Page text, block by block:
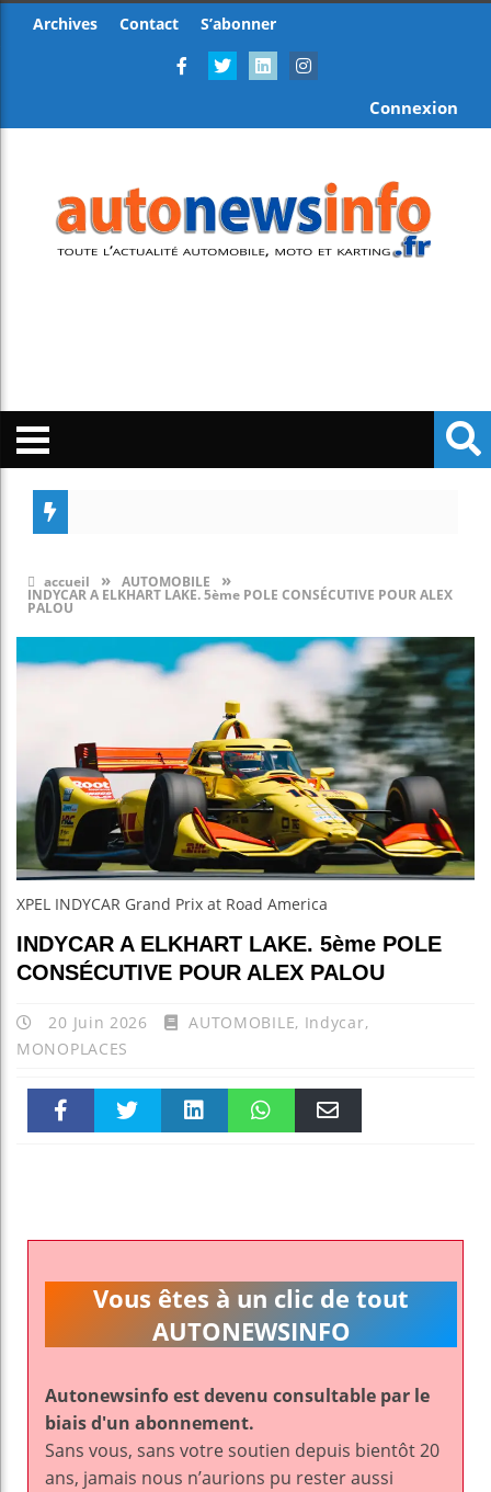
Archives Contact S’abonner
Connexion
accueil » AUTOMOBILE »
INDYCAR A ELKHART LAKE. 5ème POLE CONSÉCUTIVE POUR ALEX
PALOU
XPEL INDYCAR Grand Prix at Road America
INDYCAR A ELKHART LAKE. 5ème POLE
CONSÉCUTIVE POUR ALEX PALOU
20 Juin 2026 AUTOMOBILE, Indycar,
MONOPLACES
Vous êtes à un clic de tout
AUTONEWSINFO
Autonewsinfo est devenu consultable par le
biais d'un abonnement.
Sans vous, sans votre soutien depuis bientôt 20
ans, jamais nous n’aurions pu rester aussi